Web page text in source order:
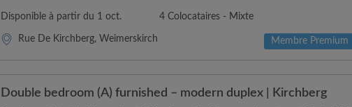
Disponible à partir du 1 oct. 4 Colocataires - Mixte
Rue De Kirchberg, Weimerskirch Membre Premium
Double bedroom (A) furnished – modern duplex | Kirchberg